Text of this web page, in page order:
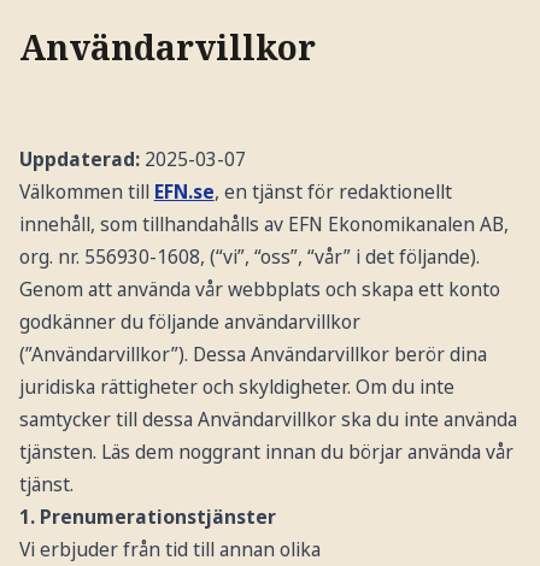
Användarvillkor
Uppdaterad:2025-03-07
Välkommen till EFN.se, en tjänst för redaktionellt
innehåll, som tillhandahålls av EFN Ekonomikanalen AB,
org. nr. 556930-1608, (“vi”, “oss”, “vår” i det följande).
Genom att använda vår webbplats och skapa ett konto
godkänner du följande användarvillkor
(”Användarvillkor”). Dessa Användarvillkor berör dina
juridiska rättigheter och skyldigheter. Om du inte
samtycker till dessa Användarvillkor ska du inte använda
tjänsten. Läs dem noggrant innan du börjar använda vår
tjänst.
1. Prenumerationstjänster
Vi erbjuder från tid till annan olika